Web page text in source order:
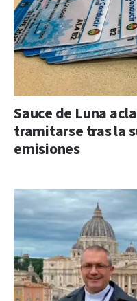
Sauce de Luna
tramitarse tras la
emisiones